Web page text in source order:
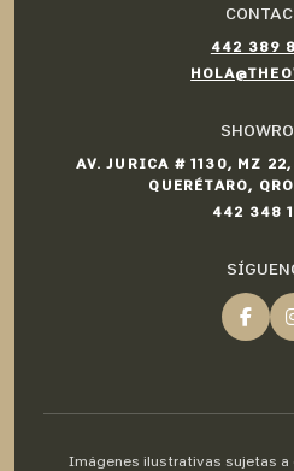
442 389
AV. JURICA # 1130, MZ
QUERÉTARO,
442 348
Imágenes ilustrativas sujetas a